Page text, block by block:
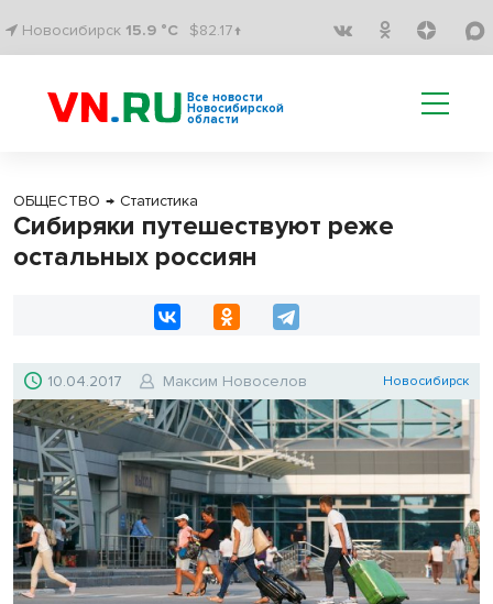
Новосибирск 15.9 °C $82.17↑
Все новости
Новосибирской
области
ОБЩЕСТВО → Статистика
Сибиряки путешествуют реже
остальных россиян
10.04.2017 Максим Новоселов Новосибирск